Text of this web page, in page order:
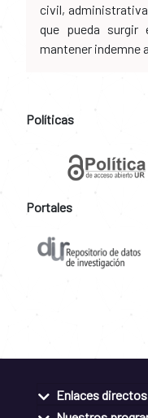
civil,
que pueda
mantener indemne
Políticas
Portales
Enlaces directos